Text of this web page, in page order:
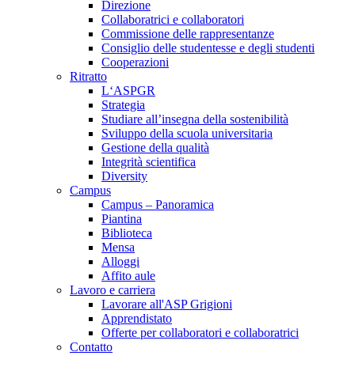
Direzione
Collaboratrici e collaboratori
Commissione delle rappresentanze
Consiglio delle studentesse e degli studenti
Cooperazioni
Ritratto
L‘ASPGR
Strategia
Studiare all’insegna della sostenibilità
Sviluppo della scuola universitaria
Gestione della qualità
Integrità scientifica
Diversity
Campus
Campus – Panoramica
Piantina
Biblioteca
Mensa
Alloggi
Affito aule
Lavoro e carriera
Lavorare all'ASP Grigioni
Apprendistato
Offerte per collaboratori e collaboratrici
Contatto